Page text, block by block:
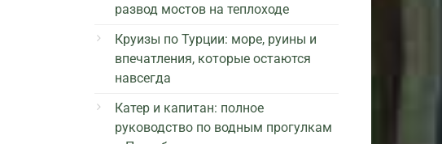
развод мостов на теплоходе
Круизы по Турции: море, руины и
впечатления, которые остаются
навсегда
Катер и капитан: полное
руководство по водным прогулкам